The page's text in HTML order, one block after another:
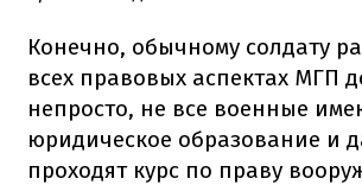
Конечно, обычному солдату
всех правовых аспектах МГП
непросто, не все военные
юридическое образование и
проходят курс по праву